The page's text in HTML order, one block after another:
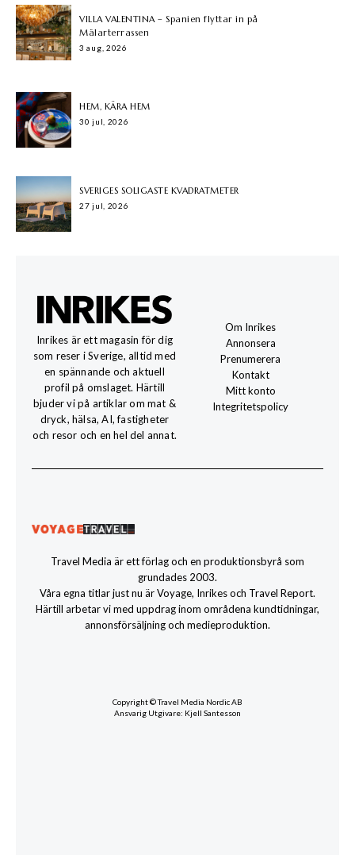
VILLA VALENTINA – Spanien flyttar in på
Mälarterrassen
3 aug, 2026
HEM, KÄRA HEM
30 jul, 2026
SVERIGES SOLIGASTE KVADRATMETER
27 jul, 2026
Inrikes är ett magasin för dig
som reser i Sverige, alltid med
en spännande och aktuell
profil på omslaget. Härtill
bjuder vi på artiklar om mat &
dryck, hälsa, AI, fastigheter
och resor och en hel del annat.
Om Inrikes
Annonsera
Prenumerera
Kontakt
Mitt konto
Integritetspolicy
Travel Media är ett förlag och en produktionsbyrå som
grundades 2003.
Våra egna titlar just nu är Voyage, Inrikes och Travel Report.
Härtill arbetar vi med uppdrag inom områdena kundtidningar,
annonsförsäljning och medieproduktion.
Copyright © Travel Media Nordic AB
Ansvarig Utgivare: Kjell Santesson